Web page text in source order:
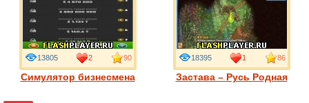
Симулятор бизнесмена
13805 2 90
Застава – Русь Родная
18395 1 86